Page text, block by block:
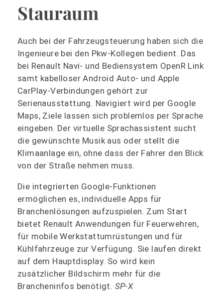
Stauraum
Auch bei der Fahrzeugsteuerung haben sich die
Ingenieure bei den Pkw-Kollegen bedient. Das
bei Renault Navi- und Bediensystem OpenR Link
samt kabelloser Android Auto- und Apple
CarPlay-Verbindungen gehört zur
Serienausstattung. Navigiert wird per Google
Maps, Ziele lassen sich problemlos per Sprache
eingeben. Der virtuelle Sprachassistent sucht
die gewünschte Musik aus oder stellt die
Klimaanlage ein, ohne dass der Fahrer den Blick
von der Straße nehmen muss.
Die integrierten Google-Funktionen
ermöglichen es, individuelle Apps für
Branchenlösungen aufzuspielen. Zum Start
bietet Renault Anwendungen für Feuerwehren,
für mobile Werkstattumrüstungen und für
Kühlfahrzeuge zur Verfügung. Sie laufen direkt
auf dem Hauptdisplay. So wird kein
zusätzlicher Bildschirm mehr für die
Brancheninfos benötigt. SP-X